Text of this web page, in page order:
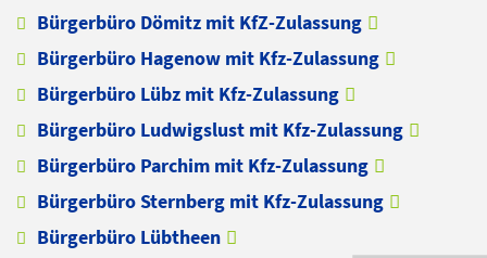
Bürgerbüro Dömitz mit KfZ-Zulassung
Bürgerbüro Hagenow mit Kfz-Zulassung
Bürgerbüro Lübz mit Kfz-Zulassung
Bürgerbüro Ludwigslust mit Kfz-Zulassung
Bürgerbüro Parchim mit Kfz-Zulassung
Bürgerbüro Sternberg mit Kfz-Zulassung
Bürgerbüro Lübtheen